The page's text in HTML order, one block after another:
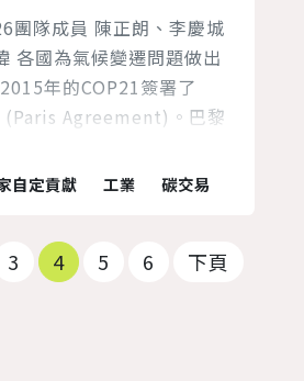
團隊成員 陳正朗、李慶城
各國為氣候變遷問題做出
年的COP21簽署了
(Paris Agreement)。巴黎
的貢獻，使未來的溫度不
於巴黎協定需要全球約
同努力，制定一個締約方
自定貢獻 工業 碳交易
3 4 5 6 下頁